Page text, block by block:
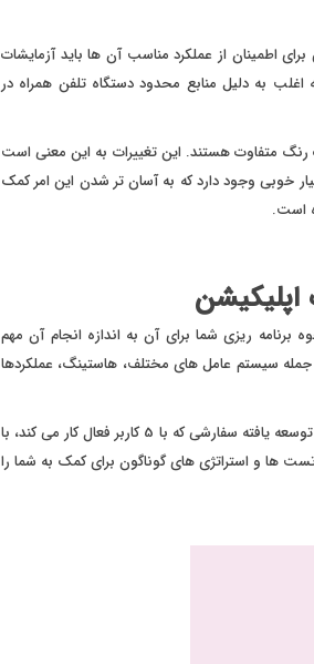
برای اطمینان از عملکرد مناسب آن ها باید آزمایشات
به دلیل منابع محدود دستگاه تلفن همراه در
متفاوت هستند. این تغییرات به این معنی است
خوبی وجود دارد که به آسان تر شدن این امر کمک
است.
برنامه ریزی شما برای آن به اندازه انجام آن مهم
جمله سیستم عامل های مختلف، هاستینگ، عملکردها
همچنین اپلیکیشن شما به تست در سطوح مختلف نیز نیاز دارد؛ زیرا یک برنامه موبایل توسعه یافته سفارشی که با 5 کاربر فعال کار می کند، با
از تست ها و استراتژی های گوناگون برای کمک به شما را